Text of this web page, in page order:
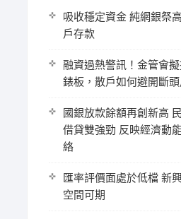
吸收穩定資金 純網銀祭
戶存款
融資過熱警訊！金管會
錶板，散戶如何避開斷頭
國銀放款餘額再創新高
借貸雙強勁 反映經濟動
絡
匯率評價面處於低檔 新
空間可期